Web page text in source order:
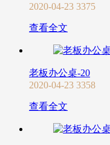
2020-04-23 3375
查看全文
老板办公桌-20
2020-04-23 3358
查看全文